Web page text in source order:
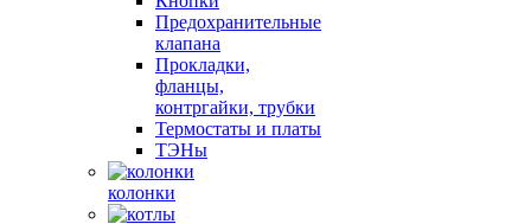
Предохранительные
клапана
Прокладки,
фланцы,
контргайки, трубки
Термостаты и платы
ТЭНы
колонки